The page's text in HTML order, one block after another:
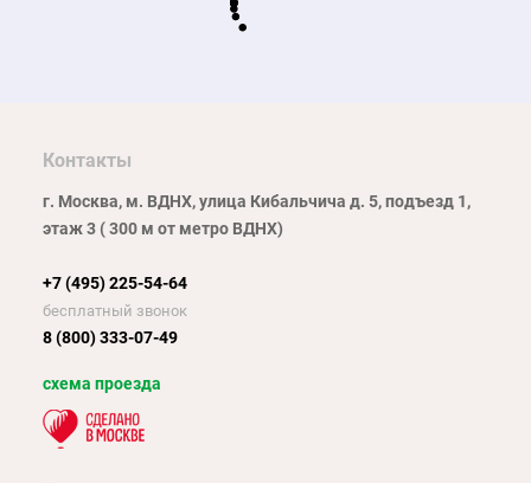
Контакты
г. Москва, м. ВДНХ, улица Кибальчича д. 5, подъезд 1,
этаж 3 ( 300 м от метро ВДНХ)
+7 (495) 225-54-64
бесплатный звонок
8 (800) 333-07-49
схема проезда